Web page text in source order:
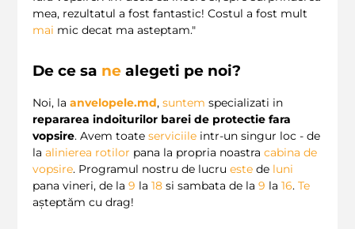
mea, rezultatul a fost fantastic! Costul a fost mult
mai mic decat ma asteptam."
De ce sa ne alegeti pe noi?
Noi, la anvelopele.md, suntem specializati in
repararea indoiturilor barei de protectie fara
vopsire. Avem toate serviciile intr-un singur loc - de
la alinierea rotilor pana la propria noastra cabina de
vopsire. Programul nostru de lucru este de luni
pana vineri, de la 9 la 18 si sambata de la 9 la 16. Te
așteptăm cu drag!